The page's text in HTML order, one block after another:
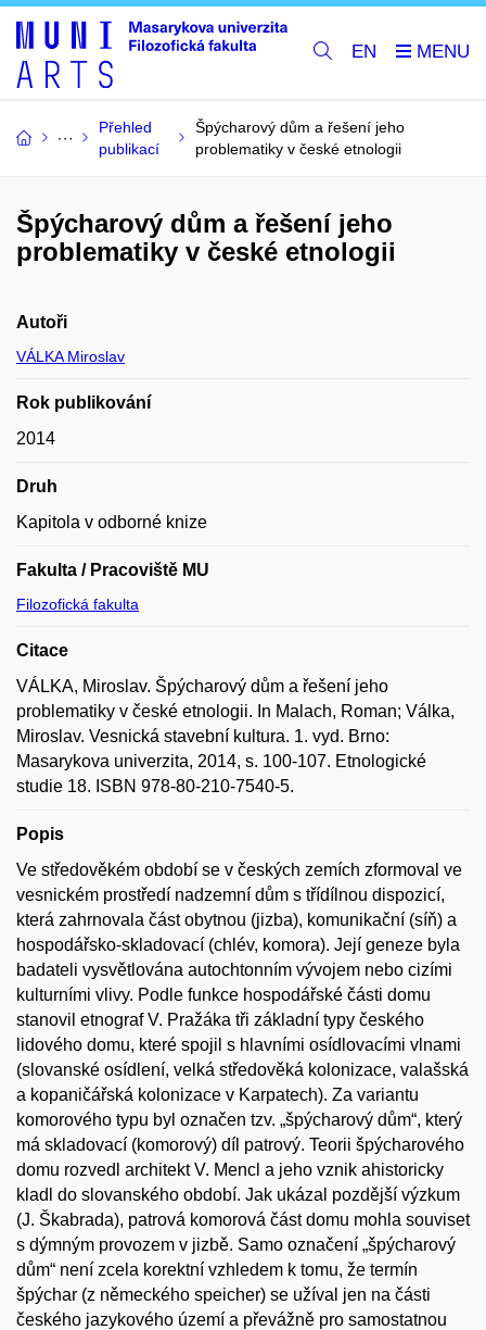
EN
Přehled
publikací
Špýcharový dům a řešení jeho
problematiky v české etnologii
Špýcharový dům a řešení jeho
problematiky v české etnologii
Autoři
VÁLKA Miroslav
Rok publikování
2014
Druh
Kapitola v odborné knize
Fakulta / Pracoviště MU
Filozofická fakulta
Citace
VÁLKA, Miroslav. Špýcharový dům a řešení jeho
problematiky v české etnologii. In Malach, Roman; Válka,
Miroslav. Vesnická stavební kultura. 1. vyd. Brno:
Masarykova univerzita, 2014, s. 100-107. Etnologické
studie 18. ISBN 978-80-210-7540-5.
Popis
Ve středověkém období se v českých zemích zformoval ve
vesnickém prostředí nadzemní dům s třídílnou dispozicí,
která zahrnovala část obytnou (jizba), komunikační (síň) a
hospodářsko-skladovací (chlév, komora). Její geneze byla
badateli vysvětlována autochtonním vývojem nebo cizími
kulturními vlivy. Podle funkce hospodářské části domu
stanovil etnograf V. Pražáka tři základní typy českého
lidového domu, které spojil s hlavními osídlovacími vlnami
(slovanské osídlení, velká středověká kolonizace, valašská
a kopaničářská kolonizace v Karpatech). Za variantu
komorového typu byl označen tzv. „špýcharový dům“, který
má skladovací (komorový) díl patrový. Teorii špýcharového
domu rozvedl architekt V. Mencl a jeho vznik ahistoricky
kladl do slovanského období. Jak ukázal pozdější výzkum
(J. Škabrada), patrová komorová část domu mohla souviset
s dýmným provozem v jizbě. Samo označení „špýcharový
dům“ není zcela korektní vzhledem k tomu, že termín
špýchar (z německého speicher) se užíval jen na části
českého jazykového území a převážně pro samostatnou